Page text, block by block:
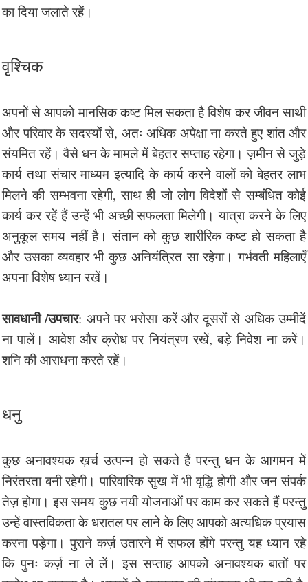
का दिया जलाते रहें।
वृश्चिक
अपनों से आपको मानसिक कष्ट मिल सकता है विशेष कर जीवन साथी
और परिवार के सदस्यों से, अतः अधिक अपेक्षा ना करते हुए शांत और
संयमित रहें। वैसे धन के मामले में बेहतर सप्ताह रहेगा। ज़मीन से जुड़े
कार्य तथा संचार माध्यम इत्यादि के कार्य करने वालों को बेहतर लाभ
मिलने की सम्भवना रहेगी, साथ ही जो लोग विदेशों से सम्बंधित कोई
कार्य कर रहें हैं उन्हें भी अच्छी सफलता मिलेगी। यात्रा करने के लिए
अनुकूल समय नहीं है। संतान को कुछ शारीरिक कष्ट हो सकता है
और उसका व्यवहार भी कुछ अनियंत्रित सा रहेगा। गर्भवती महिलाएँ
अपना विशेष ध्यान रखें।
सावधानी /उपचार: अपने पर भरोसा करें और दूसरों से अधिक उम्मीदें
ना पालें। आवेश और क्रोध पर नियंत्रण रखें, बड़े निवेश ना करें।
शनि की आराधना करते रहें।
धनु
कुछ अनावश्यक ख़र्च उत्पन्न हो सकते हैं परन्तु धन के आगमन में
निरंतरता बनी रहेगी। पारिवारिक सुख में भी वृद्धि होगी और जन संपर्क
तेज़ होगा। इस समय कुछ नयी योजनाओं पर काम कर सकते हैं परन्तु
उन्हें वास्तविकता के धरातल पर लाने के लिए आपको अत्यधिक प्रयास
करना पड़ेगा। पुराने कर्ज़ उतारने में सफल होंगे परन्तु यह ध्यान रहे
कि पुनः कर्ज़ ना ले लें। इस सप्ताह आपको अनावश्यक बातों पर